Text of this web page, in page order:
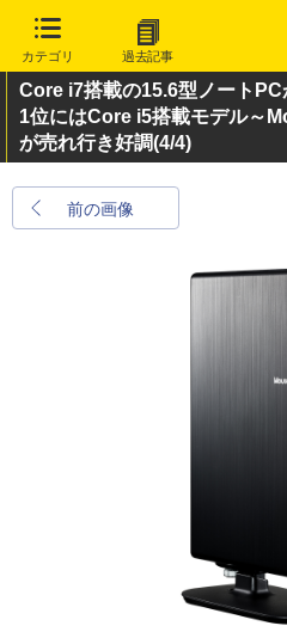
カテゴリ 過去記事
Core i7搭載の15.6型ノートPC
1位にはCore i5搭載モデル～
が売れ行き好調(4/4)
前の画像